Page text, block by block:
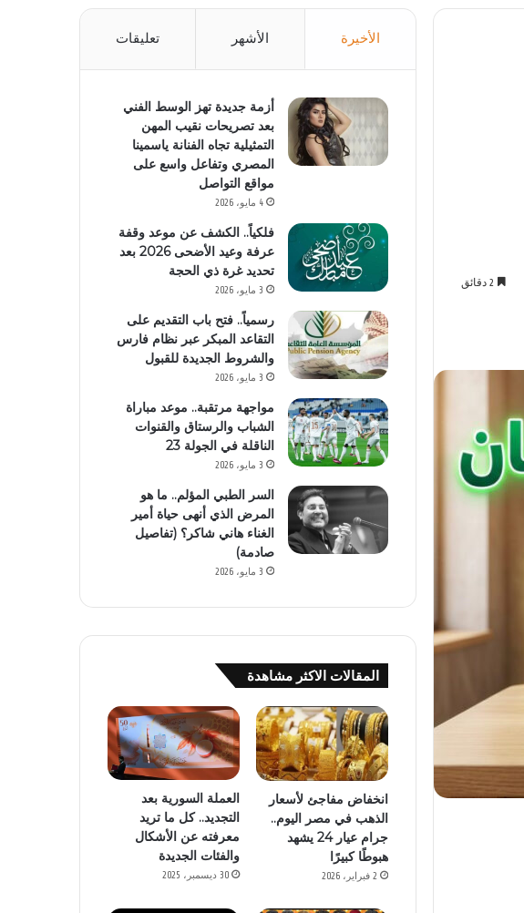
الأخيرة الأشهر تعليقات
أزمة جديدة تهز الوسط الفني
بعد تصريحات نقيب المهن
التمثيلية تجاه الفنانة ياسمينا
المصري وتفاعل واسع على
مواقع التواصل
4 مايو، 2026
فلكياً.. الكشف عن موعد وقفة
عرفة وعيد الأضحى 2026 بعد
تحديد غرة ذي الحجة
3 مايو، 2026
رسمياً.. فتح باب التقديم على
التقاعد المبكر عبر نظام فارس
والشروط الجديدة للقبول
3 مايو، 2026
مواجهة مرتقبة.. موعد مباراة
الشباب والرستاق والقنوات
الناقلة في الجولة 23
3 مايو، 2026
السر الطبي المؤلم.. ما هو
المرض الذي أنهى حياة أمير
الغناء هاني شاكر؟ (تفاصيل
صادمة)
3 مايو، 2026
المقالات الاكثر مشاهدة
انخفاض مفاجئ لأسعار
الذهب في مصر اليوم..
جرام عيار 24 يشهد
هبوطًا كبيرًا
2 فبراير، 2026
العملة السورية بعد
التجديد.. كل ما تريد
معرفته عن الأشكال
والفئات الجديدة
30 ديسمبر، 2025